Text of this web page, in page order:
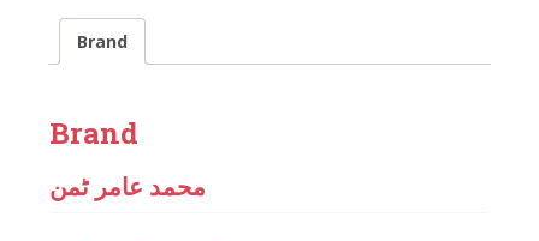
Brand
Brand
محمد عامر ٹمن